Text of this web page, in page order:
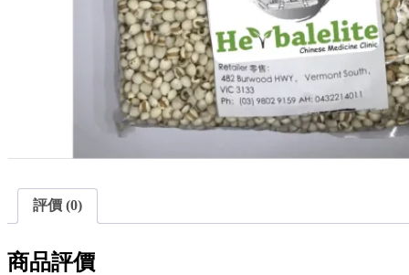
評價 (0)
商品評價